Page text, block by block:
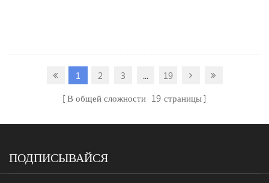
1 2 3 ...
19
В общей сложности 19 страницы
ПОДПИСЫВАЙСЯ